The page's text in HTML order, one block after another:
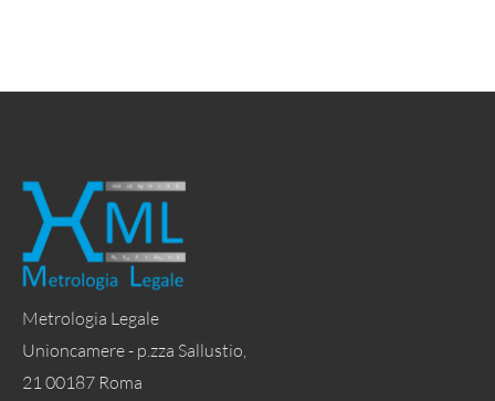
Metrologia Legale
Unioncamere - p.zza Sallustio,
21 00187 Roma